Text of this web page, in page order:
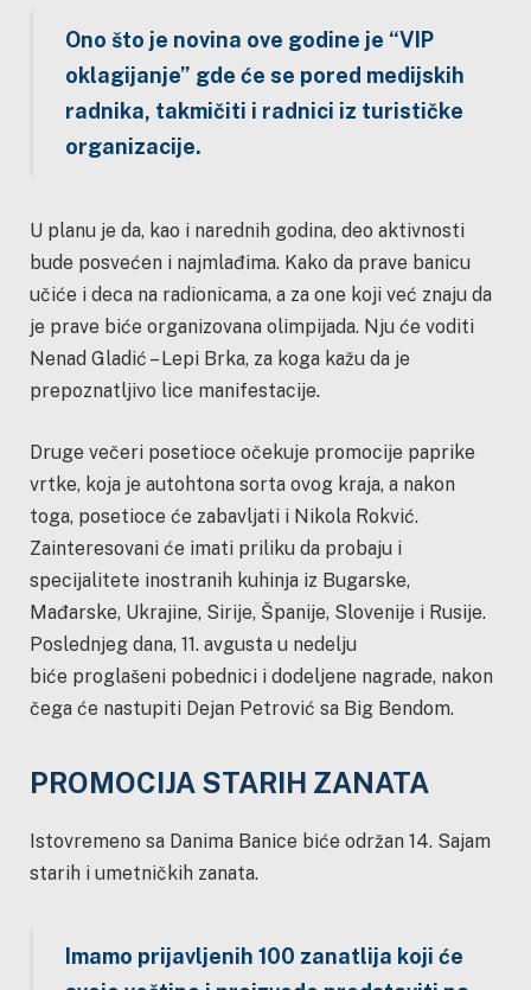
Ono što je novina ove godine je “VIP
oklagijanje” gde će se pored medijskih
radnika, takmičiti i radnici iz turističke
organizacije.
U planu je da, kao i narednih godina, deo aktivnosti
bude posvećen i najmlađima. Kako da prave banicu
učiće i deca na radionicama, a za one koji već znaju da
je prave biće organizovana olimpijada. Nju će voditi
Nenad Gladić – Lepi Brka, za koga kažu da je
prepoznatljivo lice manifestacije.
Druge večeri posetioce očekuje promocije paprike
vrtke, koja je autohtona sorta ovog kraja, a nakon
toga, posetioce će zabavljati i Nikola Rokvić.
Zainteresovani će imati priliku da probaju i
specijalitete inostranih kuhinja iz Bugarske,
Mađarske, Ukrajine, Sirije, Španije, Slovenije i Rusije.
Poslednjeg dana, 11. avgusta u nedelju
biće proglašeni pobednici i dodeljene nagrade, nakon
čega će nastupiti Dejan Petrović sa Big Bendom.
PROMOCIJA STARIH ZANATA
Istovremeno sa Danima Banice biće održan 14. Sajam
starih i umetničkih zanata.
Imamo prijavljenih 100 zanatlija koji će